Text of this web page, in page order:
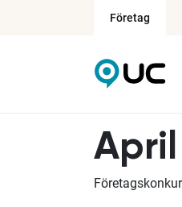
Företag
April